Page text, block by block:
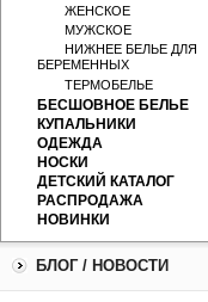
ЖЕНСКОЕ
МУЖСКОЕ
НИЖНЕЕ БЕЛЬЕ ДЛЯ
БЕРЕМЕННЫХ
ТЕРМОБЕЛЬЕ
БЕСШОВНОЕ БЕЛЬЕ
КУПАЛЬНИКИ
ОДЕЖДА
НОСКИ
ДЕТСКИЙ КАТАЛОГ
РАСПРОДАЖА
НОВИНКИ
БЛОГ / НОВОСТИ